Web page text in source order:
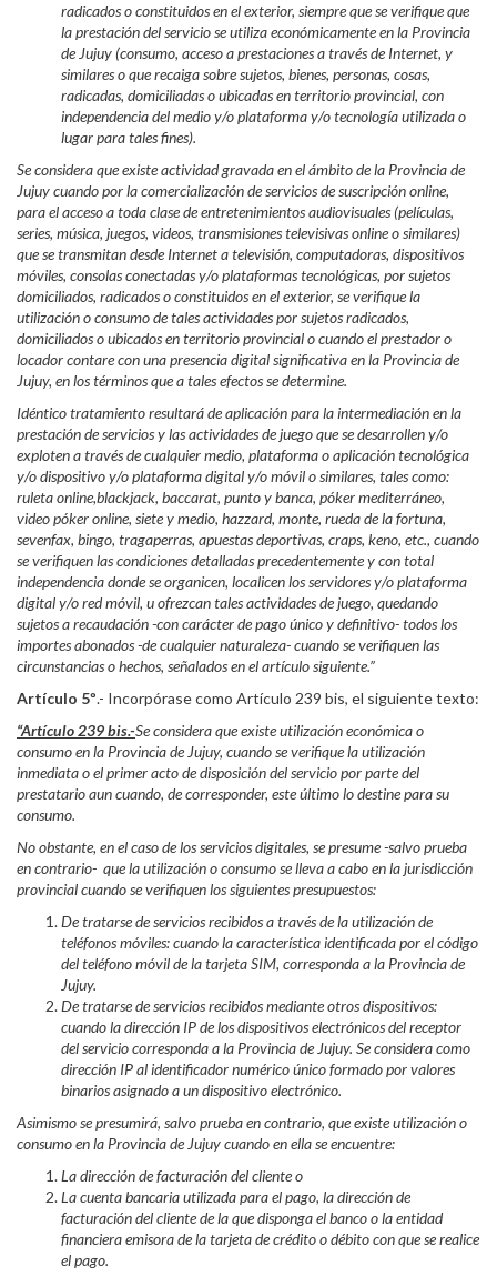
radicados o constituidos en el exterior, siempre que se verifique que
la prestación del servicio se utiliza económicamente en la Provincia
de Jujuy (consumo, acceso a prestaciones a través de Internet, y
similares o que recaiga sobre sujetos, bienes, personas, cosas,
radicadas, domiciliadas o ubicadas en territorio provincial, con
independencia del medio y/o plataforma y/o tecnología utilizada o
lugar para tales fines).
Se considera que existe actividad gravada en el ámbito de la Provincia de
Jujuy cuando por la comercialización de servicios de suscripción online,
para el acceso a toda clase de entretenimientos audiovisuales (películas,
series, música, juegos, videos, transmisiones televisivas online o similares)
que se transmitan desde Internet a televisión, computadoras, dispositivos
móviles, consolas conectadas y/o plataformas tecnológicas, por sujetos
domiciliados, radicados o constituidos en el exterior, se verifique la
utilización o consumo de tales actividades por sujetos radicados,
domiciliados o ubicados en territorio provincial o cuando el prestador o
locador contare con una presencia digital significativa en la Provincia de
Jujuy, en los términos que a tales efectos se determine.
Idéntico tratamiento resultará de aplicación para la intermediación en la
prestación de servicios y las actividades de juego que se desarrollen y/o
exploten a través de cualquier medio, plataforma o aplicación tecnológica
y/o dispositivo y/o plataforma digital y/o móvil o similares, tales como:
ruleta online,blackjack, baccarat, punto y banca, póker mediterráneo,
video póker online, siete y medio, hazzard, monte, rueda de la fortuna,
sevenfax, bingo, tragaperras, apuestas deportivas, craps, keno, etc., cuando
se verifiquen las condiciones detalladas precedentemente y con total
independencia donde se organicen, localicen los servidores y/o plataforma
digital y/o red móvil, u ofrezcan tales actividades de juego, quedando
sujetos a recaudación -con carácter de pago único y definitivo- todos los
importes abonados -de cualquier naturaleza- cuando se verifiquen las
circunstancias o hechos, señalados en el artículo siguiente.”
Artículo 5º.- Incorpórase como Artículo 239 bis, el siguiente texto:
“Artículo 239 bis.-Se considera que existe utilización económica o
consumo en la Provincia de Jujuy, cuando se verifique la utilización
inmediata o el primer acto de disposición del servicio por parte del
prestatario aun cuando, de corresponder, este último lo destine para su
consumo.
No obstante, en el caso de los servicios digitales, se presume -salvo prueba
en contrario- que la utilización o consumo se lleva a cabo en la jurisdicción
provincial cuando se verifiquen los siguientes presupuestos:
De tratarse de servicios recibidos a través de la utilización de
teléfonos móviles: cuando la característica identificada por el código
del teléfono móvil de la tarjeta SIM, corresponda a la Provincia de
Jujuy.
De tratarse de servicios recibidos mediante otros dispositivos:
cuando la dirección IP de los dispositivos electrónicos del receptor
del servicio corresponda a la Provincia de Jujuy. Se considera como
dirección IP al identificador numérico único formado por valores
binarios asignado a un dispositivo electrónico.
Asimismo se presumirá, salvo prueba en contrario, que existe utilización o
consumo en la Provincia de Jujuy cuando en ella se encuentre:
La dirección de facturación del cliente o
La cuenta bancaria utilizada para el pago, la dirección de
facturación del cliente de la que disponga el banco o la entidad
financiera emisora de la tarjeta de crédito o débito con que se realice
el pago.